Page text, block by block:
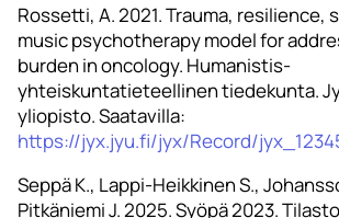
Rossetti, A. 2021. Trauma, resilience,
music psychotherapy model for
burden in oncology. Humanistis-
yhteiskuntatieteellinen tiedekunta.
yliopisto. Saatavilla:
https://jyx.jyu.fi/jyx/Record/
Seppä K., Lappi-Heikkinen S.,
Pitkäniemi J. 2025. Syöpä 2023.